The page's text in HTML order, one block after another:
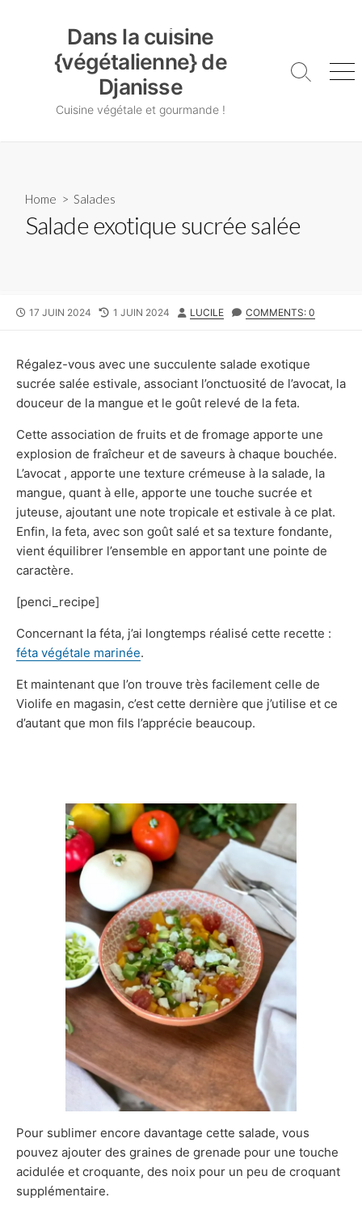
Dans la cuisine
{végétalienne} de
Djanisse
Cuisine végétale et gourmande !
Search
Home > Salades
Salade exotique sucrée salée
PUBLISHED
17 JUIN 2024
LAST
1 JUIN 2024 AUTHOR
LUCILE COMMENTS: 0
Régalez-vous avec une succulente salade exotique
sucrée salée estivale, associant l’onctuosité de l’avocat, la
douceur de la mangue et le goût relevé de la feta.
Cette association de fruits et de fromage apporte une
explosion de fraîcheur et de saveurs à chaque bouchée.
L’avocat , apporte une texture crémeuse à la salade, la
mangue, quant à elle, apporte une touche sucrée et
juteuse, ajoutant une note tropicale et estivale à ce plat.
Enfin, la feta, avec son goût salé et sa texture fondante,
vient équilibrer l’ensemble en apportant une pointe de
caractère.
[penci_recipe]
Concernant la féta, j’ai longtemps réalisé cette recette :
féta végétale marinée.
Et maintenant que l’on trouve très facilement celle de
Violife en magasin, c’est cette dernière que j’utilise et ce
d’autant que mon fils l’apprécie beaucoup.
Pour sublimer encore davantage cette salade, vous
pouvez ajouter des graines de grenade pour une touche
acidulée et croquante, des noix pour un peu de croquant
supplémentaire.